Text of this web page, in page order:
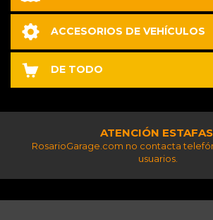
ACCESORIOS DE VEHÍCULOS
DE TODO
ATENCIÓN
RosarioGarage.com no contacta
usuarios.